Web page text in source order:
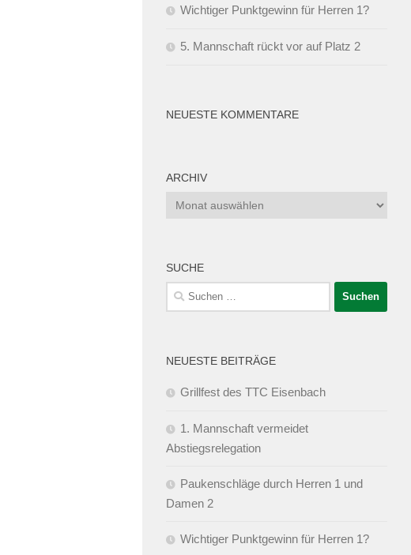
Wichtiger Punktgewinn für Herren 1?
5. Mannschaft rückt vor auf Platz 2
NEUESTE KOMMENTARE
ARCHIV
Archiv
SUCHE
Suchen
nach:
NEUESTE BEITRÄGE
Grillfest des TTC Eisenbach
1. Mannschaft vermeidet
Abstiegsrelegation
Paukenschläge durch Herren 1 und
Damen 2
Wichtiger Punktgewinn für Herren 1?